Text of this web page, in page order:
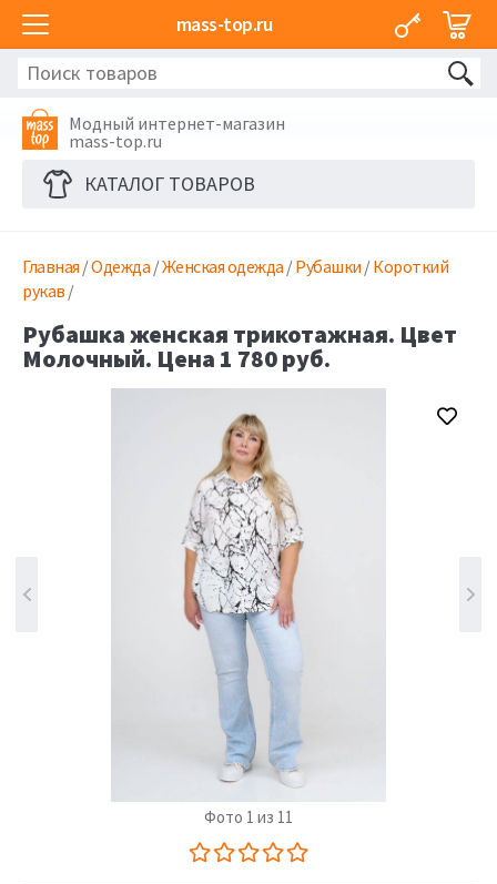
mass-top.ru
Модный интернет-магазин
mass-top.ru
КАТАЛОГ ТОВАРОВ
Главная /Одежда /Женская одежда /Рубашки /Короткий
рукав /
Рубашка женская трикотажная. Цвет
Молочный. Цена 1 780 руб.
Фото 1 из 11